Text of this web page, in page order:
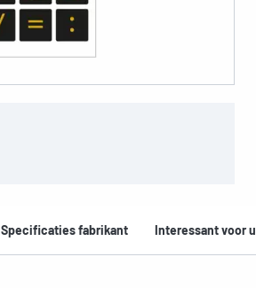
Specificaties fabrikant Interessant voor u